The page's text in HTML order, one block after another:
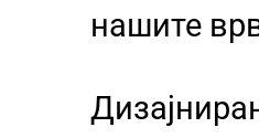
нашите